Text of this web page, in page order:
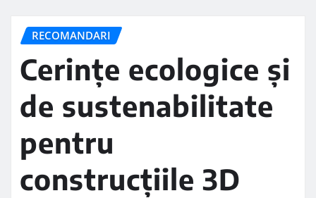
RECOMANDARI
Cerințe ecologice și
de sustenabilitate
pentru
construcțiile 3D